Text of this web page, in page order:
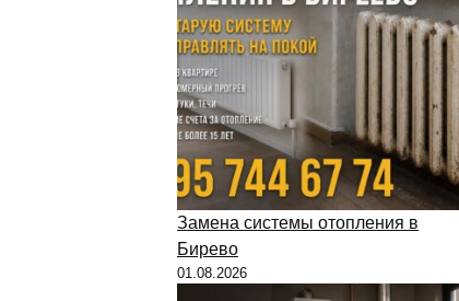
Замена системы отопления в
Бирево
01.08.2026